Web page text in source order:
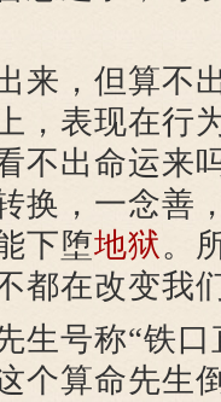
，但算不
，表现在行
不出命运来
换，一念善
下堕地狱。
都在改变我
号称“铁口
个算命先生